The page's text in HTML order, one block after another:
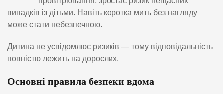
випадків із дітьми. Навіть коротка мить без нагляду
може стати небезпечною.
Дитина не усвідомлює ризиків — тому відповідальність
повністю лежить на дорослих.
Основні правила безпеки вдома